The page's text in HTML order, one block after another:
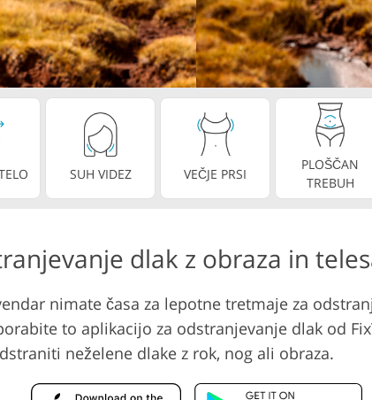
nakita Podatki za usposabljanje AI Storitve urejanja
SUH VIDEZ VEČJE PRSI
PLOŠČAN
TREBUH
dlak z obraza in
nimate časa za lepotne tretmaje za
to aplikacijo za odstranjevanje dlak od
neželene dlake z rok, nog ali obraza.